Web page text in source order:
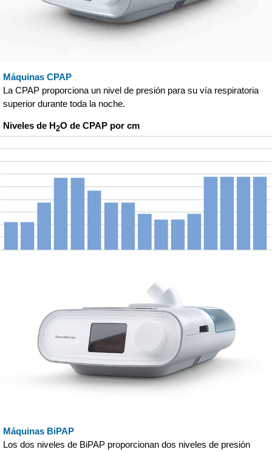
Máquinas CPAP
La CPAP proporciona un nivel de presión para su vía respiratoria
superior durante toda la noche.
Niveles de H2O de CPAP por cm
Máquinas BiPAP
Los dos niveles de BiPAP proporcionan dos niveles de presión